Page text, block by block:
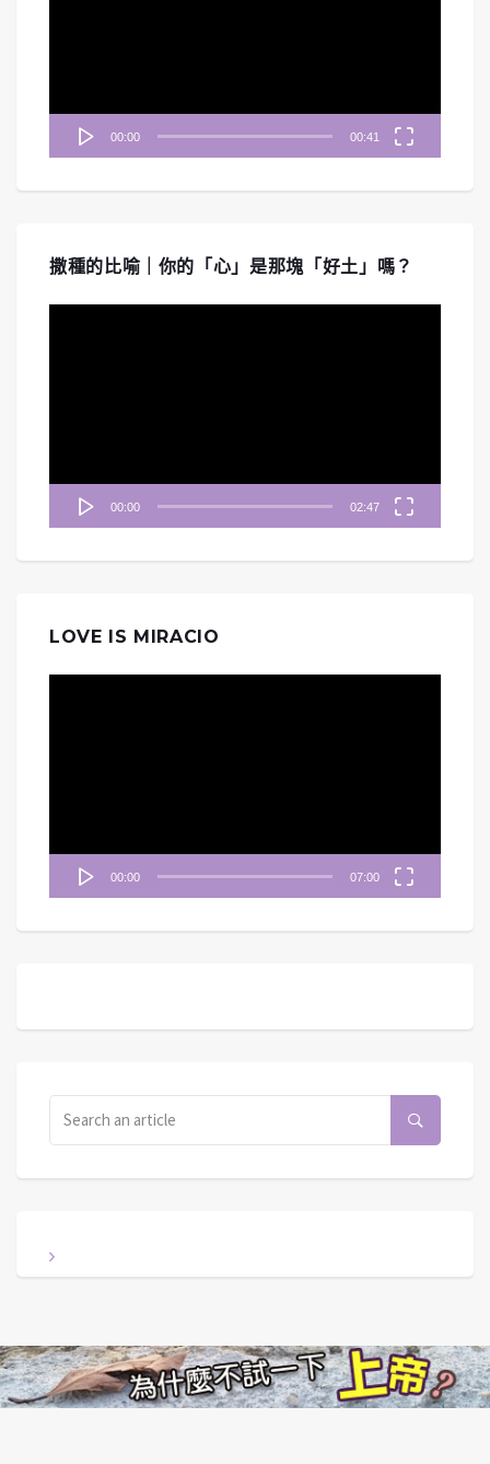
00:00 00:41
撒種的比喻｜你的「心」是那塊「好土」嗎？
00:00 02:47
LOVE IS MIRACIO
00:00 07:00